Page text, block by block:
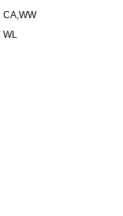
CA,WW
WL